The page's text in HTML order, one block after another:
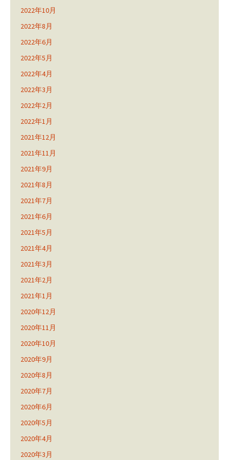
2022年10月
2022年8月
2022年6月
2022年5月
2022年4月
2022年3月
2022年2月
2022年1月
2021年12月
2021年11月
2021年9月
2021年8月
2021年7月
2021年6月
2021年5月
2021年4月
2021年3月
2021年2月
2021年1月
2020年12月
2020年11月
2020年10月
2020年9月
2020年8月
2020年7月
2020年6月
2020年5月
2020年4月
2020年3月